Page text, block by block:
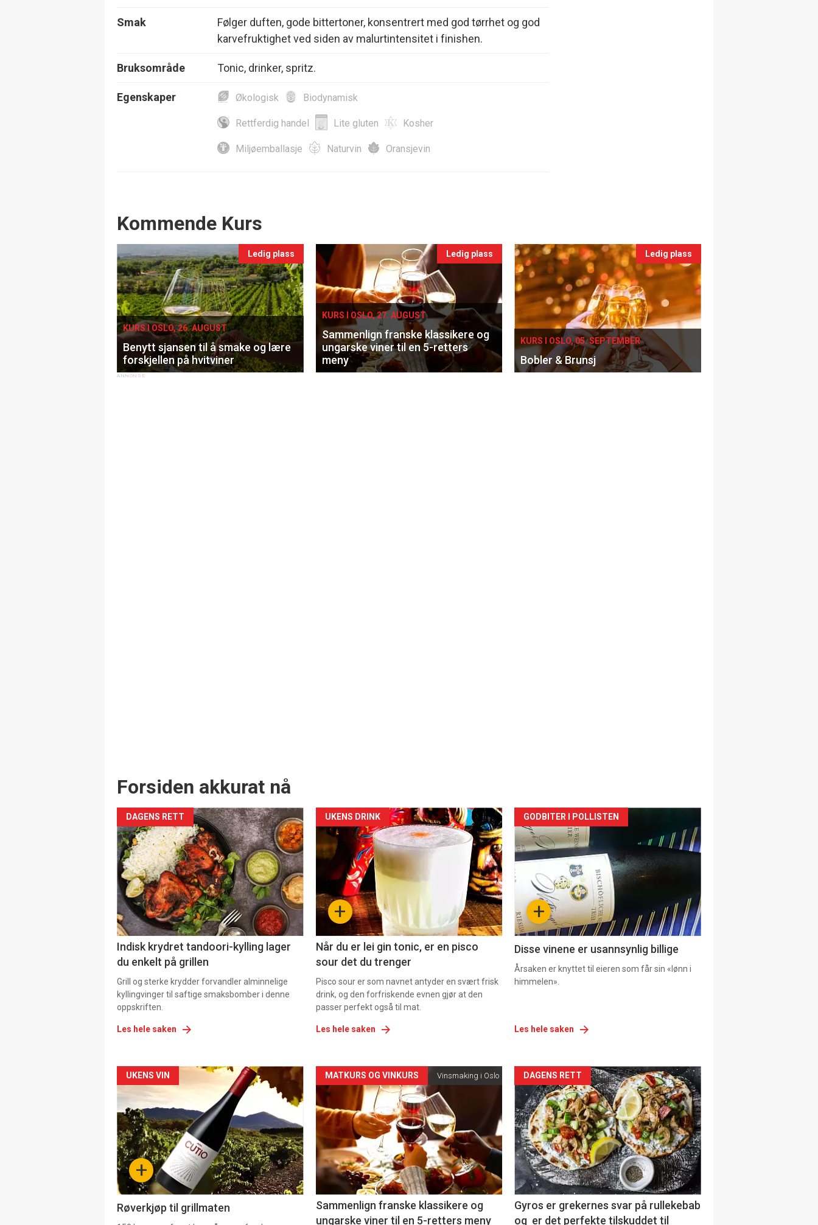
Smak
Følger duften, gode bittertoner, konsentrert med god tørrhet og god
karvefruktighet ved siden av malurtintensitet i finishen.
Bruksområde Tonic, drinker, spritz.
Egenskaper Økologisk Biodynamisk
Rettferdig handel Lite gluten Kosher
Miljøemballasje Naturvin Oransjevin
Events
Kommende Kurs
Ledig plass
KURS I OSLO, 26. AUGUST
Benytt sjansen til å smake og lære
forskjellen på hvitviner
Ledig plass
KURS I OSLO, 27. AUGUST
Sammenlign franske klassikere og
ungarske viner til en 5-retters
meny
Ledig plass
KURS I OSLO, 05. SEPTEMBER
Bobler & Brunsj
Forsiden akkurat nå
DAGENS RETT
Indisk krydret tandoori-kylling lager
du enkelt på grillen
Grill og sterke krydder forvandler alminnelige
kyllingvinger til saftige smaksbomber i denne
oppskriften.
Les hele saken
Forsiden
akkurat
nå
-
+
UKENS DRINK
Når du er lei gin tonic, er en pisco
sour det du trenger
Pisco sour er som navnet antyder en svært frisk
drink, og den forfriskende evnen gjør at den
passer perfekt også til mat.
Les hele saken
Forsiden
akkurat
nå
3 +
GODBITER I POLLISTEN
Disse vinene er usannsynlig billige
Årsaken er knyttet til eieren som får sin «lønn i
himmelen».
Les hele saken
Forsiden
akkurat
nå
-
4 +
UKENS VIN
Røverkjøp til grillmaten
Forsiden
akkurat
nå
-
5
MATKURS OG VINKURS Vinsmaking i Oslo
Sammenlign franske klassikere og
ungarske viner til en 5-retters meny
Forsiden
akkurat
nå
-
6
DAGENS RETT
Gyros er grekernes svar på rullekebab
og er det perfekte tilskuddet til